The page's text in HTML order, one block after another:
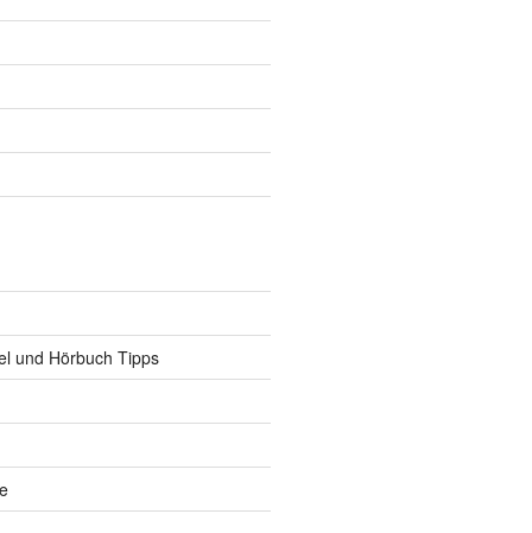
und Hörbuch Tipps